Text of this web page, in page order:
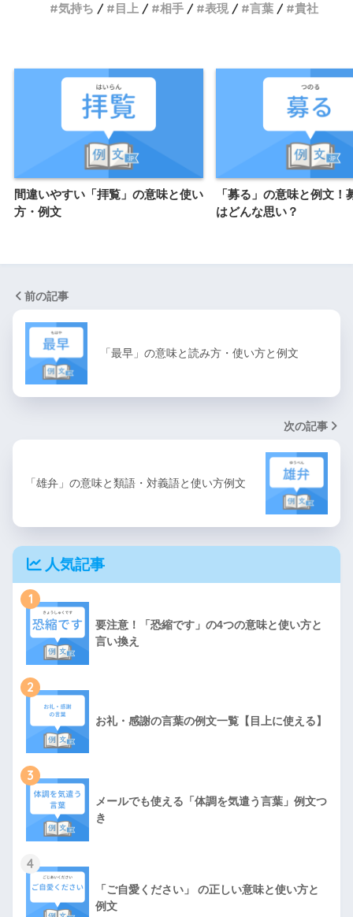
気持ち
目上 相手 表現 言葉 貴社
間違いやすい「拝覧」の意味と使い
方・例文
「募る」の意味と例文！
はどんな思い？
前の記事
「最早」の意味と読み方・使い方と例文
次の記事
「雄弁」の意味と類語・対義語と使い方例文
人気記事
1
要注意！「恐縮です」の4つの意味と使い方と
言い換え
2
お礼・感謝の言葉の例文一覧【目上に使える】
3
メールでも使える「体調を気遣う言葉」例文つ
き
4
「ご自愛ください」 の正しい意味と使い方と
例文